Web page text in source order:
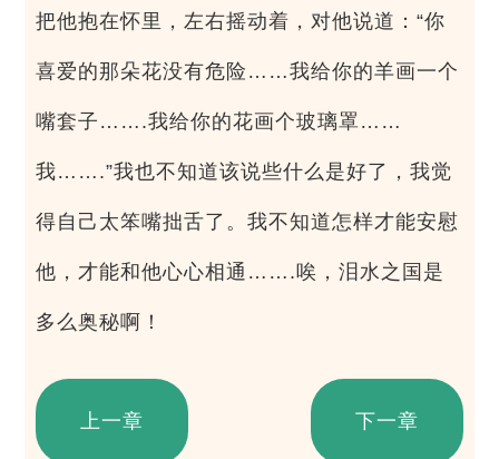
把他抱在怀里，左右摇动着，对他说道：“你
喜爱的那朵花没有危险……我给你的羊画一个
嘴套子…….我给你的花画个玻璃罩……
我…….”我也不知道该说些什么是好了，我觉
得自己太笨嘴拙舌了。我不知道怎样才能安慰
他，才能和他心心相通…….唉，泪水之国是
多么奥秘啊！
上一章 下一章